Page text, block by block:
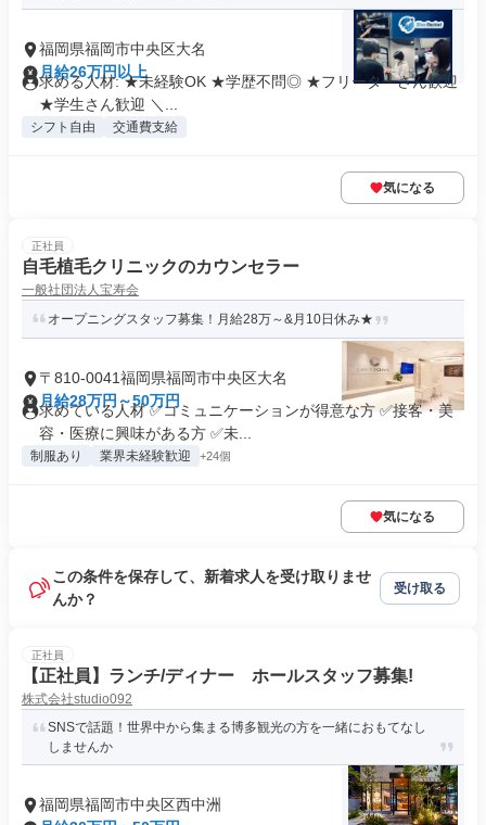
福岡県福岡市中央区大名
月給26万円以上
求める人材: ★未経験OK ★学歴不問◎ ★フリーターさん歓迎
★学生さん歓迎 ＼...
シフト自由 交通費支給
気になる
正社員
自毛植毛クリニックのカウンセラー
一般社団法人宝寿会
オープニングスタッフ募集！月給28万～&月10日休み★
〒810-0041福岡県福岡市中央区大名
月給28万円～50万円
求めている人材 ✅コミュニケーションが得意な方 ✅接客・美
容・医療に興味がある方 ✅未...
制服あり 業界未経験歓迎 +24個
気になる
この条件を保存して、新着求人を受け取りませ
んか？
受け取る
正社員
【正社員】ランチ/ディナー ホールスタッフ募集!
株式会社studio092
SNSで話題！世界中から集まる博多観光の方を一緒におもてなし
しませんか
福岡県福岡市中央区西中洲